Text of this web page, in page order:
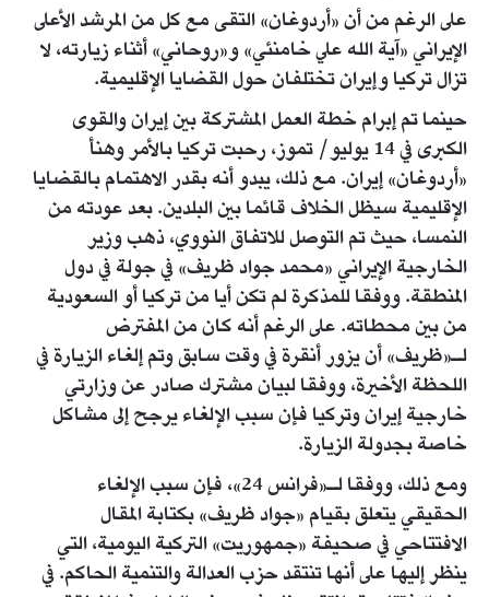
على الرغم من أن «أردوغان» التقى مع كل من المرشد الأعلى
الإيراني «آية الله علي خامنئي» و«روحاني» أثناء زيارته، لا
تزال تركيا وإيران تختلفان حول القضايا الإقليمية.
حينما تم إبرام خطة العمل المشتركة بين إيران والقوى
الكبرى في 14 يوليو/ تموز، رحبت تركيا بالأمر وهنأ
«أردوغان» إيران. مع ذلك، يبدو أنه بقدر الاهتمام بالقضايا
الإقليمية سيظل الخلاف قائما بين البلدين. بعد عودته من
النمسا، حيث تم التوصل للاتفاق النووي، ذهب وزير
الخارجية الإيراني «محمد جواد ظريف» في جولة في دول
المنطقة. ووفقا للمذكرة لم تكن أيا من تركيا أو السعودية
من بين محطاته. على الرغم أنه كان من المفترض
لـ«ظريف» أن يزور أنقرة في وقت سابق وتم إلغاء الزيارة في
اللحظة الأخيرة، ووفقا لبيان مشترك صادر عن وزارتي
خارجية إيران وتركيا فإن سبب الإلغاء يرجح إلى مشاكل
خاصة بجدولة الزيارة.
ومع ذلك، ووفقا لـ«فرانس 24»، فإن سبب الإلغاء
الحقيقي يتعلق بقيام «جواد ظريف» بكتابة المقال
الافتتاحي في صحيفة «جمهوريت» التركية اليومية، التي
ينظر إليها على أنها تنتقد حزب العدالة والتنمية الحاكم. في